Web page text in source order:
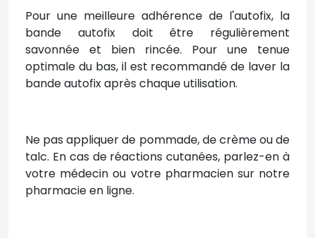
Pour une meilleure adhérence de l'autofix, la
bande autofix doit être régulièrement
savonnée et bien rincée. Pour une tenue
optimale du bas, il est recommandé de laver la
bande autofix après chaque utilisation.
Ne pas appliquer de pommade, de crème ou de
talc. En cas de réactions cutanées, parlez-en à
votre médecin ou votre pharmacien sur notre
pharmacie en ligne.